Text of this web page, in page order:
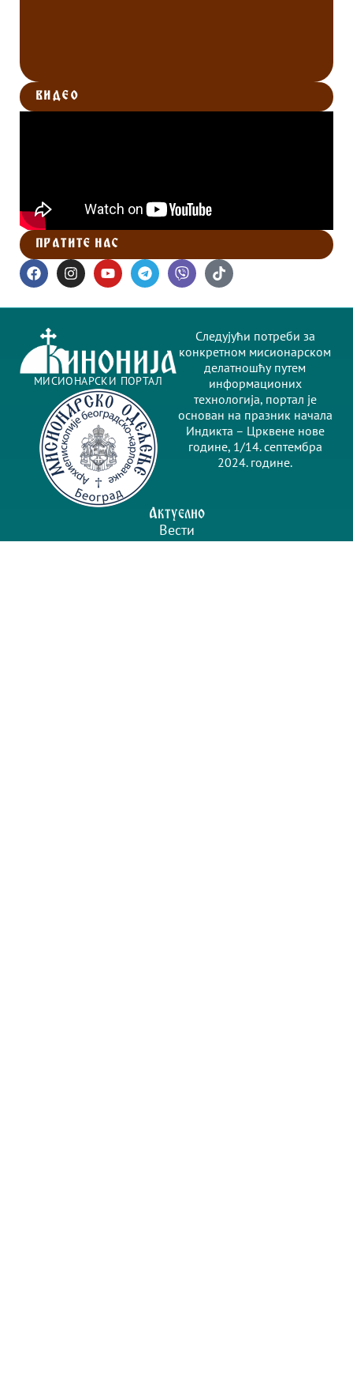
ВИДЕО
ПРАТИТЕ НАС
МИСИОНАРСКИ ПОРТАЛ
Следујући потреби за
конкретном мисионарском
делатношћу путем
информационих
технологија, портал је
основан на празник начала
Индикта – Црквене нове
године, 1/14. септембра
2024. године.
Актуелно
Вести